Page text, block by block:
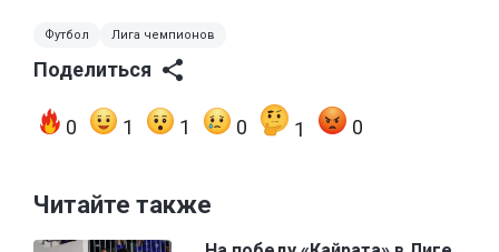
Футбол Лига чемпионов
Поделиться
0 1 1 0 1 0
Читайте также